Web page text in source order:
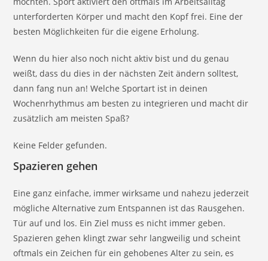
unterforderten Körper und macht den Kopf frei. Eine der
besten Möglichkeiten für die eigene Erholung.
Wenn du hier also noch nicht aktiv bist und du genau
weißt, dass du dies in der nächsten Zeit ändern solltest,
dann fang nun an! Welche Sportart ist in deinen
Wochenrhythmus am besten zu integrieren und macht dir
zusätzlich am meisten Spaß?
Keine Felder gefunden.
Spazieren gehen
Eine ganz einfache, immer wirksame und nahezu jederzeit
mögliche Alternative zum Entspannen ist das Rausgehen.
Tür auf und los. Ein Ziel muss es nicht immer geben.
Spazieren gehen klingt zwar sehr langweilig und scheint
oftmals ein Zeichen für ein gehobenes Alter zu sein, es